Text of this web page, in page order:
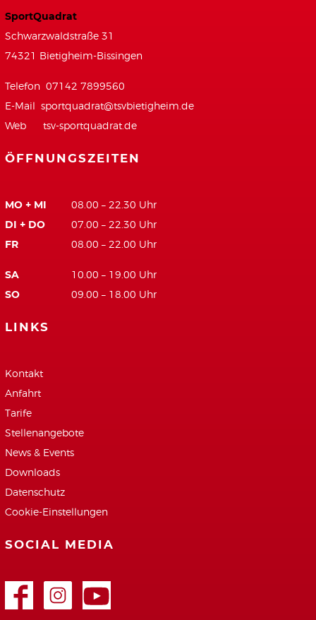
SportQuadrat
Schwarzwaldstraße 31
74321 Bietigheim-Bissingen
Telefon 07142 7899560
E-Mail sportquadrat@tsvbietigheim.de
Web tsv-sportquadrat.de
ÖFFNUNGSZEITEN
MO + MI 08.00 – 22.30 Uhr
DI + DO 07.00 – 22.30 Uhr
FR 08.00 – 22.00 Uhr
SA 10.00 – 19.00 Uhr
SO 09.00 – 18.00 Uhr
LINKS
Kontakt
Anfahrt
Tarife
Stellenangebote
News & Events
Downloads
Datenschutz
Cookie-Einstellungen
SOCIAL MEDIA
Google+ Youtube